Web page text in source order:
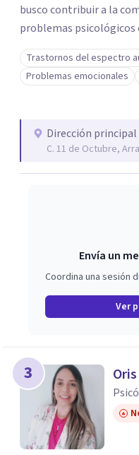
busco contribuir a la
problemas psicológicos
Trastornos del espectro
Problemas emocionales
Dirección principal
C. 11 de Octubre,
Envía un
Coordina una sesión
Ver
3